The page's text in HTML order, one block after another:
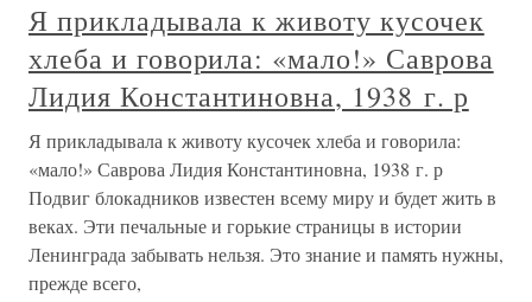
Я прикладывала к животу кусочек
хлеба и говорила: «мало!» Саврова
Лидия Константиновна, 1938 г. р
Я прикладывала к животу кусочек хлеба и говорила:
«мало!» Саврова Лидия Константиновна, 1938 г. р
Подвиг блокадников известен всему миру и будет жить в
веках. Эти печальные и горькие страницы в истории
Ленинграда забывать нельзя. Это знание и память нужны,
прежде всего,